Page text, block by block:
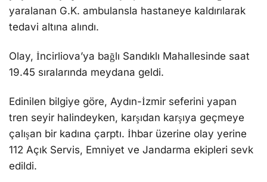
yaralanan G.K. ambulansla hastaneye kaldırılarak
tedavi altına alındı.
Olay, İncirliova’ya bağlı Sandıklı Mahallesinde saat
19.45 sıralarında meydana geldi.
Edinilen bilgiye göre, Aydın-İzmir seferini yapan
tren seyir halindeyken, karşıdan karşıya geçmeye
çalışan bir kadına çarptı. İhbar üzerine olay yerine
112 Açık Servis, Emniyet ve Jandarma ekipleri sevk
edildi.